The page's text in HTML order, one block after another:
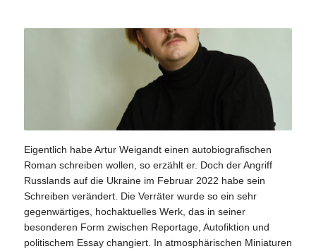
Eigentlich habe Artur Weigandt einen autobiografischen
Roman schreiben wollen, so erzählt er. Doch der Angriff
Russlands auf die Ukraine im Februar 2022 habe sein
Schreiben verändert. Die Verräter wurde so ein sehr
gegenwärtiges, hochaktuelles Werk, das in seiner
besonderen Form zwischen Reportage, Autofiktion und
politischem Essay changiert. In atmosphärischen Miniaturen